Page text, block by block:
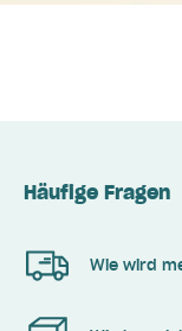
Häufige Fragen
Wie wird